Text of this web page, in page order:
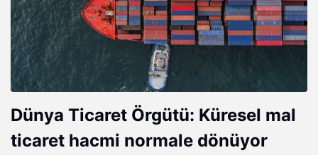
Dünya Ticaret Örgütü: Küresel mal
ticaret hacmi normale dönüyor